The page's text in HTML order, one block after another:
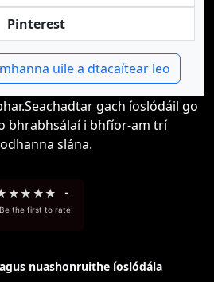
Pinterest
uile a dtacaítear leo
gach íoslódáil go
bhrabhsálaí i bhfíor-am trí
slána.
★★ ★★ -
Be the first to rate!
nuashonruithe íoslódála